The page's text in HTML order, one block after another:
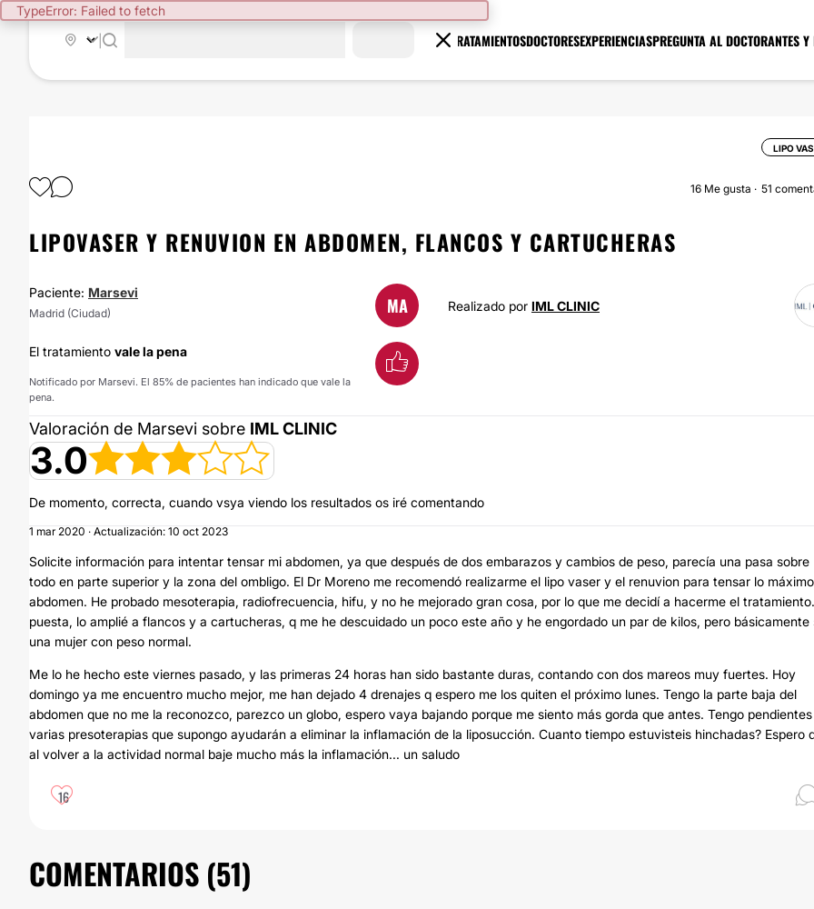
TypeError: Failed to fetch
TRATAMIENTOSDOCTORESEXPERIENCIASPREGUNTA AL DOCTORANTES Y
LIPO
16 Me gusta 51
LIPOVASER Y RENUVION EN ABDOMEN, FLANCOS Y CARTUCHERAS
Paciente: Marsevi
Madrid (Ciudad) MA Realizado por IML CLINIC
El tratamiento vale la pena
Notificado por Marsevi. El 85% de pacientes han indicado que vale la
pena.
Valoración de Marsevi sobre IML CLINIC
3.0
De momento, correcta, cuando vsya viendo los resultados os iré comentando
1 mar 2020 · Actualización: 10 oct 2023
Solicite información para intentar tensar mi abdomen, ya que después de dos embarazos y cambios de peso, parecía una pasa sobre
todo en parte superior y la zona del ombligo. El Dr Moreno me recomendó realizarme el lipo vaser y el renuvion para tensar lo
abdomen. He probado mesoterapia, radiofrecuencia, hifu, y no he mejorado gran cosa, por lo que me decidí a hacerme el
puesta, lo amplié a flancos y a cartucheras, q me he descuidado un poco este año y he engordado un par de kilos, pero básicamente
una mujer con peso normal.
Me lo he hecho este viernes pasado, y las primeras 24 horas han sido bastante duras, contando con dos mareos muy fuertes. Hoy
domingo ya me encuentro mucho mejor, me han dejado 4 drenajes q espero me los quiten el próximo lunes. Tengo la parte baja del
abdomen que no me la reconozco, parezco un globo, espero vaya bajando porque me siento más gorda que antes. Tengo pendientes
varias presoterapias que supongo ayudarán a eliminar la inflamación de la liposucción. Cuanto tiempo estuvisteis hinchadas? Espero
al volver a la actividad normal baje mucho más la inflamación... un saludo
16
COMENTARIOS (51)